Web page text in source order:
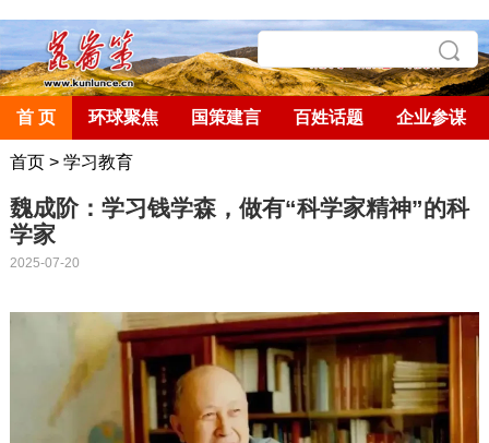
首 页 环球聚焦 国策建言 百姓话题 企业参谋
首页> 学习教育
魏成阶：学习钱学森，做有“科学家精神”的科
学家
2025-07-20